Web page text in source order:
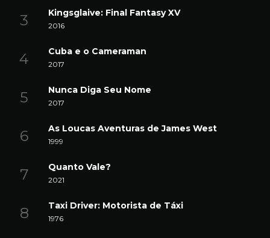
Kingsglaive: Final Fantasy XV
2016
Cuba e o Cameraman
2017
Nunca Diga Seu Nome
2017
As Loucas Aventuras de James West
1999
Quanto Vale?
2021
Taxi Driver: Motorista de Táxi
1976